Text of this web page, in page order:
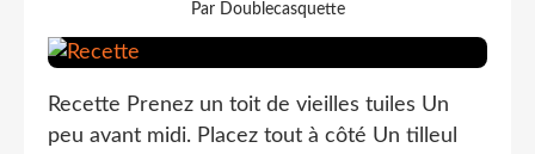
Par Doublecasquette
Recette Prenez un toit de vieilles tuiles Un
peu avant midi. Placez tout à côté Un tilleul